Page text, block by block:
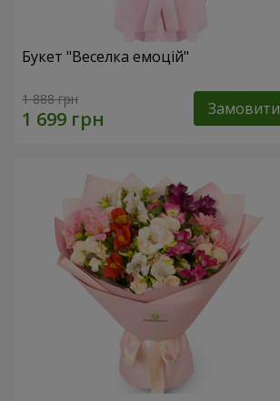
Букет "Веселка емоцій"
1 888 грн Замовити